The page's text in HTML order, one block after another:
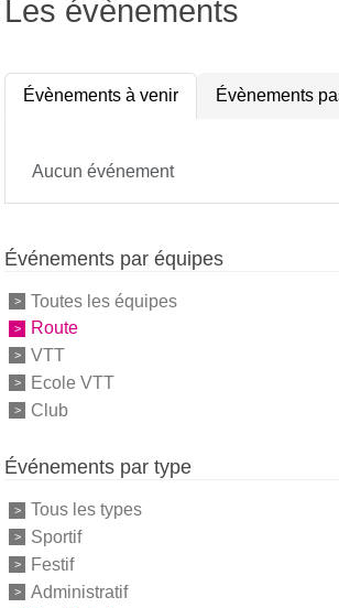
Les évènements
Évènements à venir Évènements
Aucun événement
Événements par équipes
Toutes les équipes
Route
VTT
Ecole VTT
Club
Événements par type
Tous les types
Sportif
Festif
Administratif